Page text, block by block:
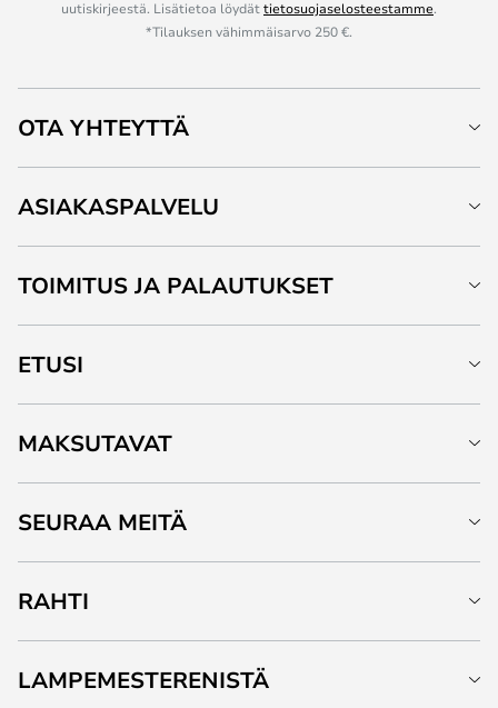
uutiskirjeestä. Lisätietoa löydättietosuojaselosteestamme.
*Tilauksen vähimmäisarvo 250 €.
OTA YHTEYTTÄ
ASIAKASPALVELU
TOIMITUS JA PALAUTUKSET
ETUSI
MAKSUTAVAT
SEURAA MEITÄ
RAHTI
LAMPEMESTERENISTÄ